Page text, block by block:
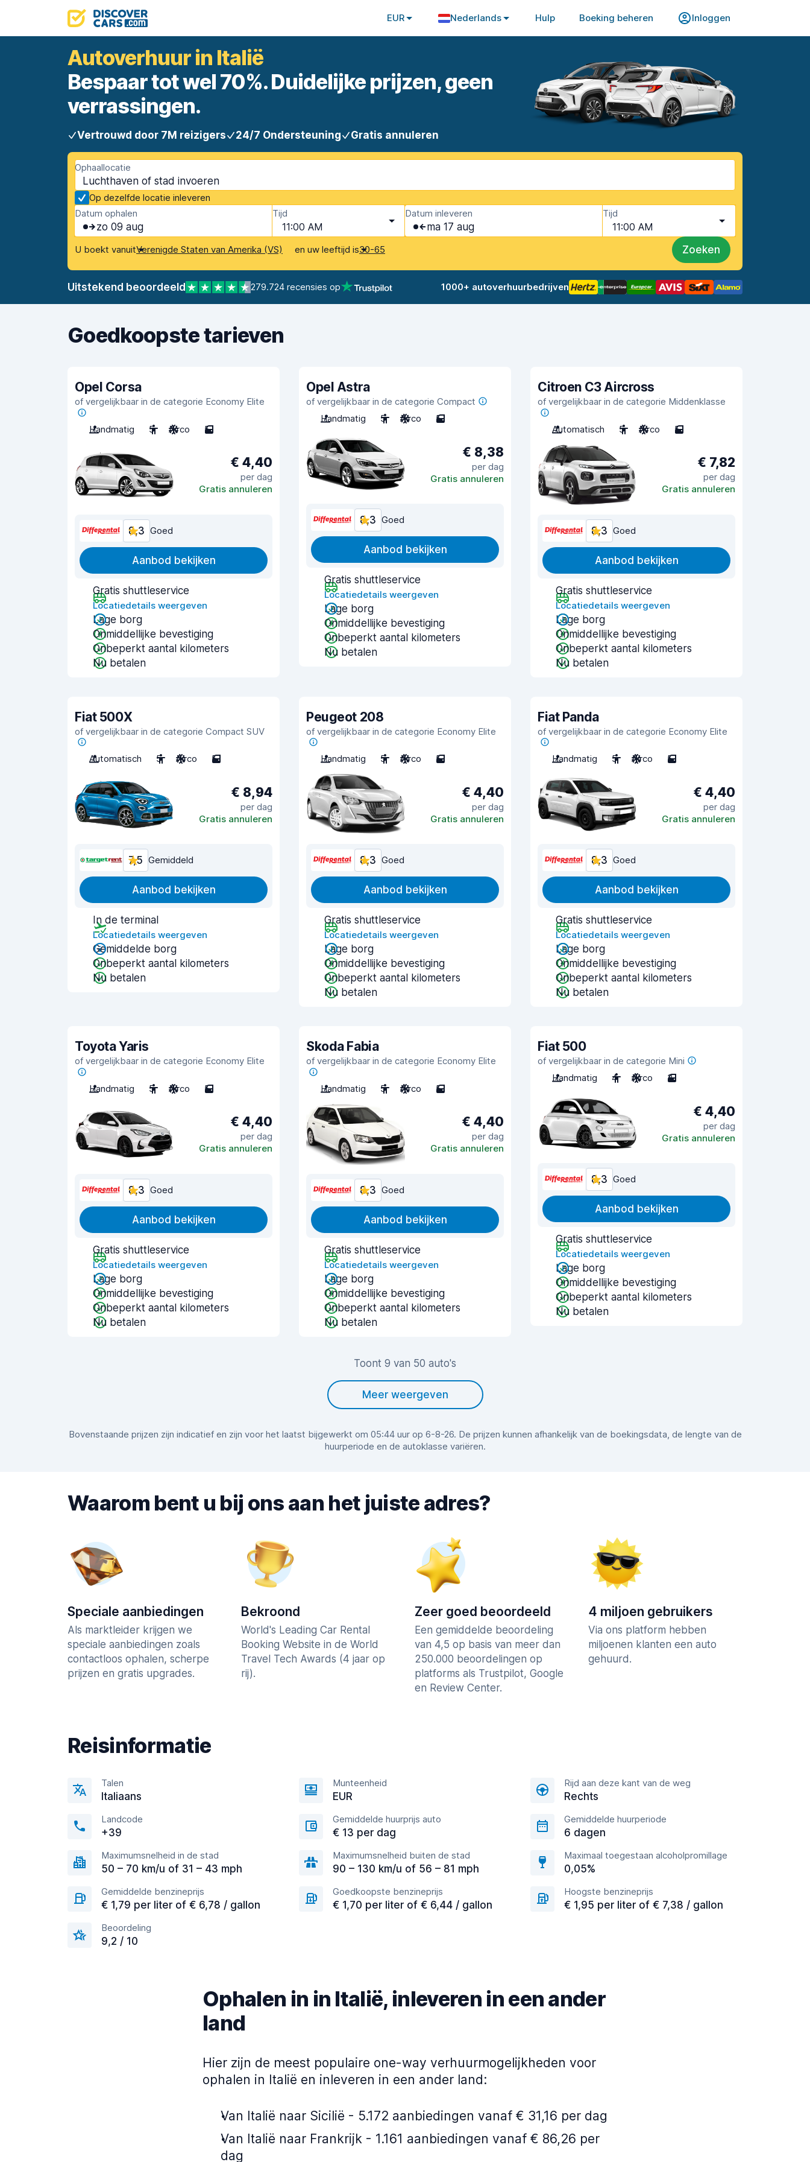
EUR Nederlands Hulp Boeking beheren Inloggen
Autoverhuur in Italië
Bespaar tot wel 70%. Duidelijke prijzen, geen
verrassingen.
Vertrouwd door 7M reizigers 24/7 Ondersteuning Gratis annuleren
Ophaallocatie
Op dezelfde locatie inleveren
Datum ophalen
zo 09 aug
Tijd
11:00 AM
Datum inleveren
ma 17 aug
Tijd
11:00 AM
U boekt vanuitVerenigde Staten van Amerika (VS) en uw leeftijd is30-65 Zoeken
Uitstekend beoordeeld 279.724 recensies op 1000+ autoverhuurbedrijven
Goedkoopste tarieven
Opel Corsa
of vergelijkbaar in de categorie Economy Elite
Handmatig 5 Airco 5
€ 4,40
per dag
Gratis annuleren
8,3 Goed
Aanbod bekijken
Gratis shuttleservice
Locatiedetails weergeven
Lage borg
Onmiddellijke bevestiging
Onbeperkt aantal kilometers
Nu betalen
Opel Astra
of vergelijkbaar in de categorie Compact
Handmatig
5 Airco 5
€ 8,38
per dag
Gratis annuleren
8,3 Goed
Aanbod bekijken
Gratis shuttleservice
Locatiedetails weergeven
Lage borg
Onmiddellijke bevestiging
Onbeperkt aantal kilometers
Nu betalen
Citroen C3 Aircross
of vergelijkbaar in de categorie Middenklasse
Automatisch 5 Airco 5
€ 7,82
per dag
Gratis annuleren
8,3 Goed
Aanbod bekijken
Gratis shuttleservice
Locatiedetails weergeven
Lage borg
Onmiddellijke bevestiging
Onbeperkt aantal kilometers
Nu betalen
Fiat 500X
of vergelijkbaar in de categorie Compact SUV
Automatisch 5 Airco 5
€ 8,94
per dag
Gratis annuleren
7,5 Gemiddeld
Aanbod bekijken
In de terminal
Locatiedetails weergeven
Gemiddelde borg
Onbeperkt aantal kilometers
Nu betalen
Peugeot 208
of vergelijkbaar in de categorie Economy Elite
Handmatig 5 Airco 5
€ 4,40
per dag
Gratis annuleren
8,3 Goed
Aanbod bekijken
Gratis shuttleservice
Locatiedetails weergeven
Lage borg
Onmiddellijke bevestiging
Onbeperkt aantal kilometers
Nu betalen
Fiat Panda
of vergelijkbaar in de categorie Economy Elite
Handmatig 5 Airco 5
€ 4,40
per dag
Gratis annuleren
8,3 Goed
Aanbod bekijken
Gratis shuttleservice
Locatiedetails weergeven
Lage borg
Onmiddellijke bevestiging
Onbeperkt aantal kilometers
Nu betalen
Toyota Yaris
of vergelijkbaar in de categorie Economy Elite
Handmatig 5 Airco 5
€ 4,40
per dag
Gratis annuleren
8,3 Goed
Aanbod bekijken
Gratis shuttleservice
Locatiedetails weergeven
Lage borg
Onmiddellijke bevestiging
Onbeperkt aantal kilometers
Nu betalen
Skoda Fabia
of vergelijkbaar in de categorie Economy Elite
Handmatig 5 Airco 5
€ 4,40
per dag
Gratis annuleren
8,3 Goed
Aanbod bekijken
Gratis shuttleservice
Locatiedetails weergeven
Lage borg
Onmiddellijke bevestiging
Onbeperkt aantal kilometers
Nu betalen
Fiat 500
of vergelijkbaar in de categorie Mini
Handmatig
4 Airco 3
€ 4,40
per dag
Gratis annuleren
8,3 Goed
Aanbod bekijken
Gratis shuttleservice
Locatiedetails weergeven
Lage borg
Onmiddellijke bevestiging
Onbeperkt aantal kilometers
Nu betalen
Toont 9 van 50 auto's
Meer weergeven
Bovenstaande prijzen zijn indicatief en zijn voor het laatst bijgewerkt om 05:44 uur op 6-8-26. De prijzen kunnen afhankelijk van de boekingsdata, de lengte van de
huurperiode en de autoklasse variëren.
Waarom bent u bij ons aan het juiste adres?
Speciale aanbiedingen
Als marktleider krijgen we
speciale aanbiedingen zoals
contactloos ophalen, scherpe
prijzen en gratis upgrades.
Bekroond
World's Leading Car Rental
Booking Website in de World
Travel Tech Awards (4 jaar op
rij).
Zeer goed beoordeeld
Een gemiddelde beoordeling
van 4,5 op basis van meer dan
250.000 beoordelingen op
platforms als Trustpilot, Google
en Review Center.
4 miljoen gebruikers
Via ons platform hebben
miljoenen klanten een auto
gehuurd.
Reisinformatie
Talen
Italiaans
Munteenheid
EUR
Rijd aan deze kant van de weg
Rechts
Landcode
+39
Gemiddelde huurprijs auto
€ 13 per dag
Gemiddelde huurperiode
6 dagen
Maximumsnelheid in de stad
50 – 70 km/u of 31 – 43 mph
Maximumsnelheid buiten de stad
90 – 130 km/u of 56 – 81 mph
Maximaal toegestaan alcoholpromillage
0,05%
Gemiddelde benzineprijs
€ 1,79 per liter of € 6,78 / gallon
Goedkoopste benzineprijs
€ 1,70 per liter of € 6,44 / gallon
Hoogste benzineprijs
€ 1,95 per liter of € 7,38 / gallon
Beoordeling
9,2 / 10
Ophalen in in Italië, inleveren in een ander
land
Hier zijn de meest populaire one-way verhuurmogelijkheden voor
ophalen in Italië en inleveren in een ander land:
Van Italië naar Sicilië - 5.172 aanbiedingen vanaf € 31,16 per dag
Van Italië naar Frankrijk - 1.161 aanbiedingen vanaf € 86,26 per
dag